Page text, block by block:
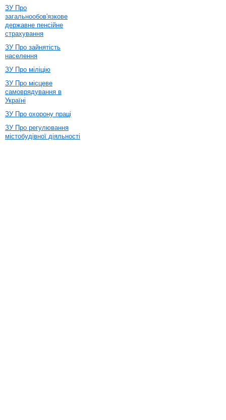
ЗУ Про
загальнообов'язкове
державне пенсійне
страхування
ЗУ Про зайнятість
населення
ЗУ Про міліцію
ЗУ Про місцеве
самоврядування в
Україні
ЗУ Про охорону праці
ЗУ Про регулювання
містобудівної діяльності